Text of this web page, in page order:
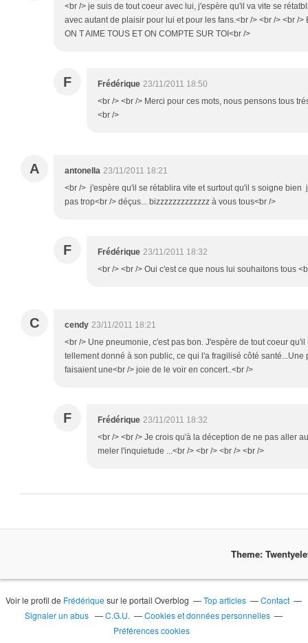
<br /> je suis de tout coeur avec lui, j'espère qu'il va vite se
avec autant de plaisir pour lui et pour les fans.<br /> <br /> <br />
ON T AIME TOUS ET ON COMPTE SUR TOI<br />
F Frédérique 23/11/2011 18:50
<br /> <br /> Merci pour ces mots, nous pensons tous
<br />
A antonella 23/11/2011 18:21
<br /> j'espère qu'il se rétablira vite et surtout qu'il s soigne bien
pas trop<br /> déçus... bizzzzzzzzzzzzz à vous tous<br />
F Frédérique 23/11/2011 18:32
<br /> <br /> Oui c'est ce que nous lui souhaitons tous
C cendy 23/11/2011 18:21
<br /> Une pneumonie, c'est pas bon. J'espère de tout coeur qu'il
tellement donné à son public, ce qui l'a fragilisé côté santé...Une
faisaient une<br /> joie de le voir en concert..<br />
F Frédérique 23/11/2011 18:32
<br /> <br /> Je crois qu'à la déception de ne pas aller
meler l'inquietude ...<br /> <br /> <br /> <br />
Theme:
Voir le profil de Frédérique sur le portail Overblog Top articles
Contact
Signaler un abus
C.G.U.
Cookies et données personnelles
Préférences cookies